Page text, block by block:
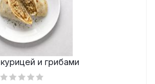
и грибами